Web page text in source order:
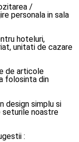
/
personala in sala
hoteluri,
unitati de cazare
de articole
folosinta din
design simplu si
noastre
: